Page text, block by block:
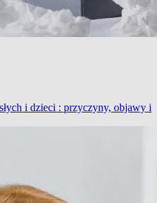
i dzieci : przyczyny, objawy i